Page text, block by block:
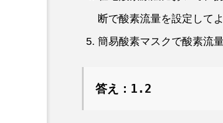
断で酸素流量を設定してよ
簡易酸素マスクで酸素流
答え：1.2